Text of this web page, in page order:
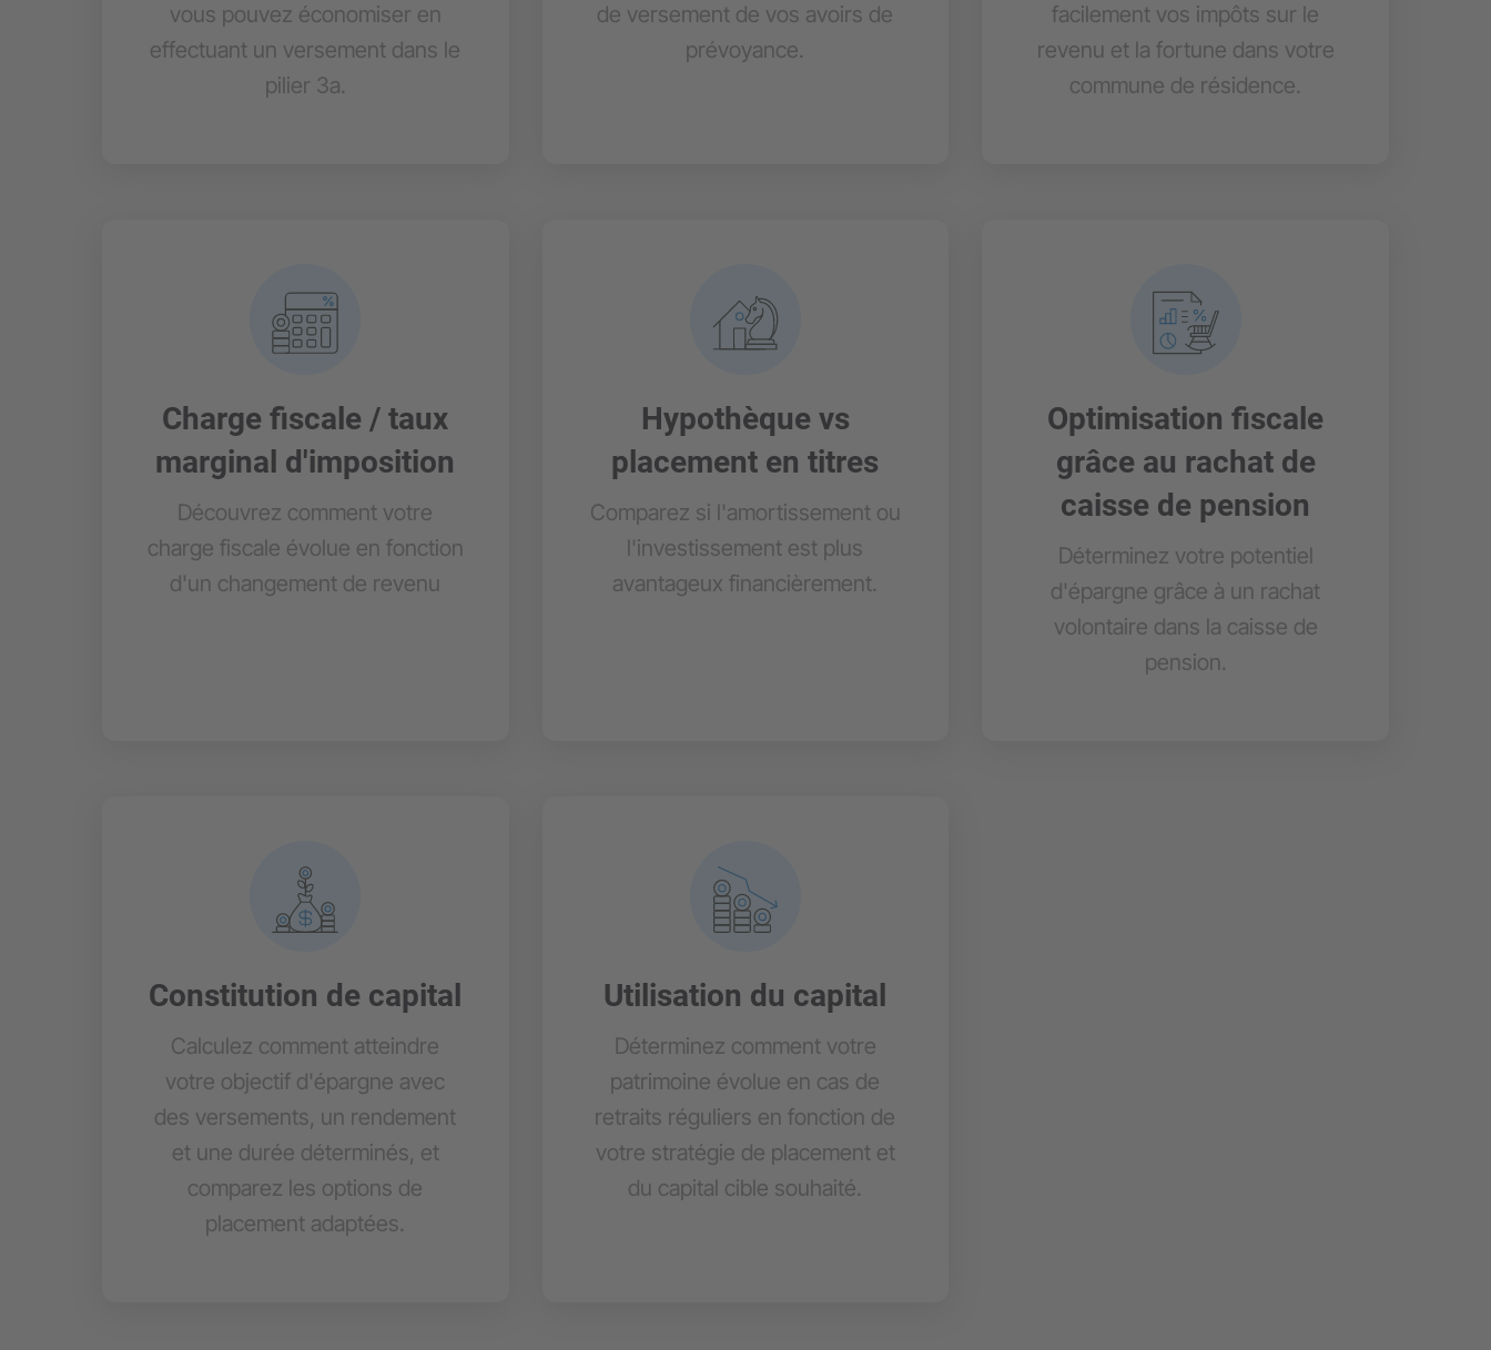
vous pouvez économiser en
effectuant un versement dans le
pilier 3a.
de versement de vos avoirs de
prévoyance.
facilement vos impôts sur le
revenu et la fortune dans votre
commune de résidence.
Charge fiscale / taux
marginal d'imposition
Découvrez comment votre
charge fiscale évolue en fonction
d'un changement de revenu
Hypothèque vs
placement en titres
Comparez si l'amortissement ou
l'investissement est plus
avantageux financièrement.
Optimisation fiscale
grâce au rachat de
caisse de pension
Déterminez votre potentiel
d'épargne grâce à un rachat
volontaire dans la caisse de
pension.
Constitution de capital
Calculez comment atteindre
votre objectif d'épargne avec
des versements, un rendement
et une durée déterminés, et
comparez les options de
placement adaptées.
Utilisation du capital
Déterminez comment votre
patrimoine évolue en cas de
retraits réguliers en fonction de
votre stratégie de placement et
du capital cible souhaité.